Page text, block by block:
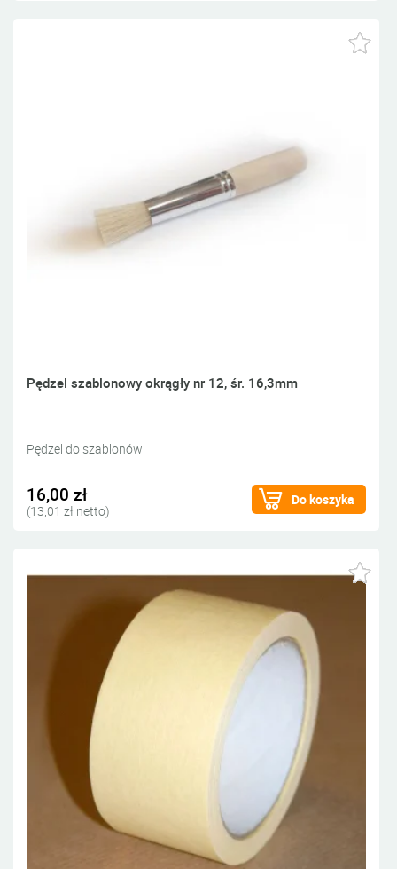
Pędzel szablonowy okrągły nr 12, śr. 16,3mm
Pędzel do szablonów
16,00 zł
(13,01 zł netto)
Do koszyka